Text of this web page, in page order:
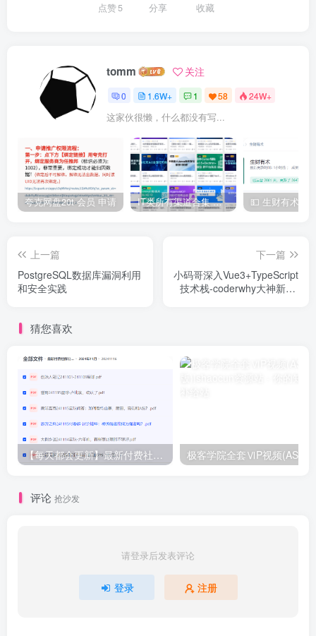
点赞5 分享 收藏
tomm 关注
0 1.6W+ 1 58 24W+
这家伙很懒，什么都没有写...
夸克网盘20t 会员 申请 IT类所有渠道合集 持续日更，目前近四千多条资源 年费用户微信私信获取权限
上一篇
PostgreSQL数据库漏洞利用
和安全实践
下一篇
小码哥深入Vue3+TypeScript
技术栈-coderwhy大神新课|
猜您喜欢
【每天都会更新】最新付费社群公众号文章 极客学院全套ⅥP视频(AS版)
评论 抢沙发
请登录后发表评论
登录 注册